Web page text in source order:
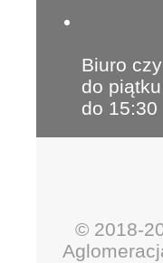
Biuro
do
do 15:30
© 2018-